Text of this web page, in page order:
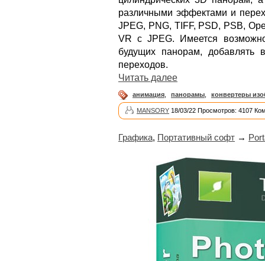
различными эффектами и
JPEG, PNG, TIFF, PSD, PSB,
VR с JPEG. Имеется
будущих панорам,
переходов.
Читать далее
анимация панорамы конвертеры
MANSORY 18/03/22 Просмотров: 4107
Графика, Портативный софт →